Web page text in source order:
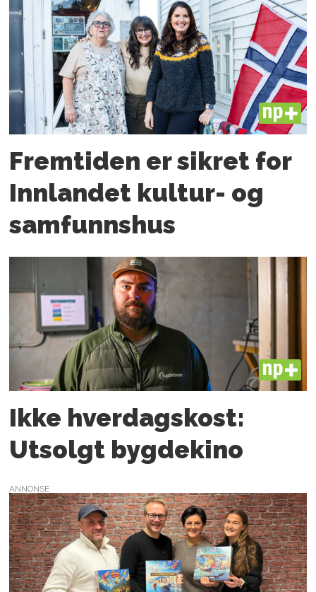
PLUS
Fremtiden er sikret for
Innlandet kultur- og
samfunnshus
PLUS
Ikke hverdagskost:
Utsolgt bygdekino
ANNONSE